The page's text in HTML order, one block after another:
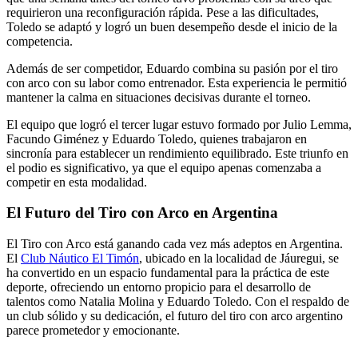
requirieron una reconfiguración rápida. Pese a las dificultades,
Toledo se adaptó y logró un buen desempeño desde el inicio de la
competencia.
Además de ser competidor, Eduardo combina su pasión por el tiro
con arco con su labor como entrenador. Esta experiencia le permitió
mantener la calma en situaciones decisivas durante el torneo.
El equipo que logró el tercer lugar estuvo formado por Julio Lemma,
Facundo Giménez y Eduardo Toledo, quienes trabajaron en
sincronía para establecer un rendimiento equilibrado. Este triunfo en
el podio es significativo, ya que el equipo apenas comenzaba a
competir en esta modalidad.
El Futuro del Tiro con Arco en Argentina
El Tiro con Arco está ganando cada vez más adeptos en Argentina.
El Club Náutico El Timón, ubicado en la localidad de Jáuregui, se
ha convertido en un espacio fundamental para la práctica de este
deporte, ofreciendo un entorno propicio para el desarrollo de
talentos como Natalia Molina y Eduardo Toledo. Con el respaldo de
un club sólido y su dedicación, el futuro del tiro con arco argentino
parece prometedor y emocionante.